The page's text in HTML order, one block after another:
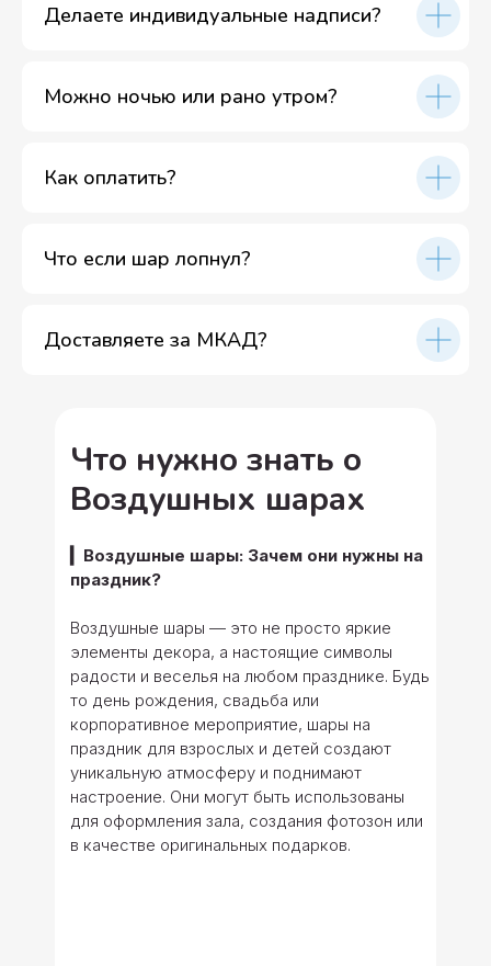
Делаете индивидуальные надписи?
Можно ночью или рано утром?
Как оплатить?
Что если шар лопнул?
Доставляете за МКАД?
Что нужно знать о
Воздушных шарах
▎Воздушные шары: Зачем они нужны на
праздник?
Воздушные шары — это не просто яркие
элементы декора, а настоящие символы
радости и веселья на любом празднике. Будь
то день рождения, свадьба или
корпоративное мероприятие, шары на
праздник для взрослых и детей создают
уникальную атмосферу и поднимают
настроение. Они могут быть использованы
для оформления зала, создания фотозон или
в качестве оригинальных подарков.